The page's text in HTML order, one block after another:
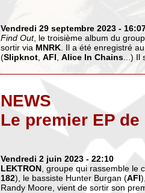
Vendredi 29 septembre 2023 -
Find Out, le troisième album du
sortir via MNRK. Il a été enregistré
(Slipknot, AFI Alice In Chains...) Il
NEWS
Le premier EP
Vendredi 2 juin 2023 - 22:10
LEKTRON, groupe qui rassemble le
182), le bassiste Hunter Burgan (AFI
Randy Moore, vient de sortir son